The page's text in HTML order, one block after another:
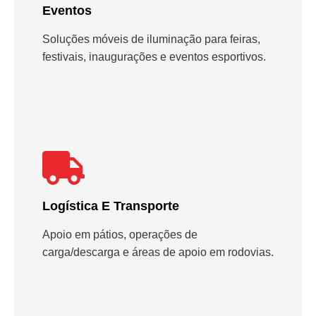
Eventos
Soluções móveis de iluminação para feiras,
festivais, inaugurações e eventos esportivos.
Logística E Transporte
Apoio em pátios, operações de
carga/descarga e áreas de apoio em rodovias.